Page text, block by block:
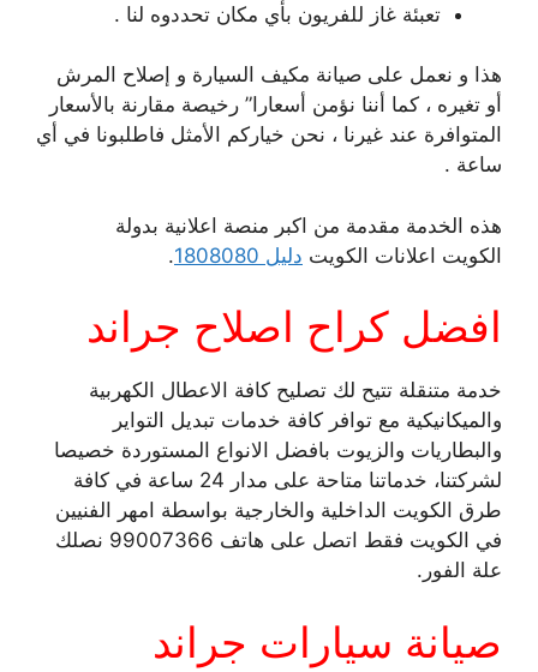
تعبئة غاز للفريون بأي مكان تحددوه لنا .
هذا و نعمل على صيانة مكيف السيارة و إصلاح المرش
أو تغيره ، كما أننا نؤمن أسعارا” رخيصة مقارنة بالأسعار
المتوافرة عند غيرنا ، نحن خياركم الأمثل فاطلبونا في أي
ساعة .
هذه الخدمة مقدمة من اكبر منصة اعلانية بدولة
الكويت اعلانات الكويت دليل 1808080 .
افضل كراح اصلاح جراند
خدمة متنقلة تتيح لك تصليح كافة الاعطال الكهربية
والميكانيكية مع توافر كافة خدمات تبديل التواير
والبطاريات والزيوت بافضل الانواع المستوردة خصيصا
لشركتنا، خدماتنا متاحة على مدار 24 ساعة في كافة
طرق الكويت الداخلية والخارجية بواسطة امهر الفنيين
في الكويت فقط اتصل على هاتف 99007366 نصلك
علة الفور.
صيانة سيارات جراند